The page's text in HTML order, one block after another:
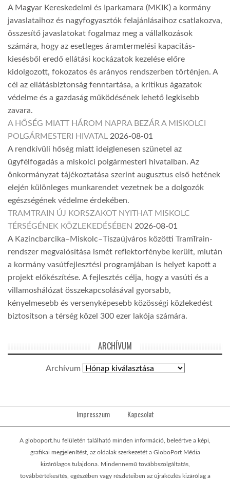
A Magyar Kereskedelmi és Iparkamara (MKIK) a kormány
javaslataihoz és nagyfogyasztók felajánlásaihoz csatlakozva,
összesítő javaslatokat fogalmaz meg a vállalkozások
számára, hogy az esetleges áramtermelési kapacitás-
kiesésből eredő ellátási kockázatok kezelése előre
kidolgozott, fokozatos és arányos rendszerben történjen. A
cél az ellátásbiztonság fenntartása, a kritikus ágazatok
védelme és a gazdaság működésének lehető legkisebb
zavara.
A HŐSÉG MIATT HÁROM NAPRA BEZÁR A MISKOLCI
POLGÁRMESTERI HIVATAL 2026-08-01
A rendkívüli hőség miatt ideiglenesen szünetel az
ügyfélfogadás a miskolci polgármesteri hivatalban. Az
önkormányzat tájékoztatása szerint augusztus első hetének
elején különleges munkarendet vezetnek be a dolgozók
egészségének védelme érdekében.
TRAMTRAIN ÚJ KORSZAKOT NYITHAT MISKOLC
TÉRSÉGÉNEK KÖZLEKEDÉSÉBEN 2026-08-01
A Kazincbarcika–Miskolc–Tiszaújváros közötti TramTrain-
rendszer megvalósítása ismét reflektorfénybe került, miután
a kormány vasútfejlesztési programjában is helyet kapott a
projekt előkészítése. A fejlesztés célja, hogy a vasúti és a
villamoshálózat összekapcsolásával gyorsabb,
kényelmesebb és versenyképesebb közösségi közlekedést
biztosítson a térség közel 300 ezer lakója számára.
ARCHÍVUM
Archívum
Impresszum Kapcsolat
A globoport.hu felületén található minden információ, beleértve a képi,
grafikai megjelenítést, az oldalak szerkezetét a GloboPort Média
kizárólagos tulajdona. Mindennemű továbbszolgáltatás,
továbbértékesítés, egészében vagy részleteiben az újraközlés kizárólag a